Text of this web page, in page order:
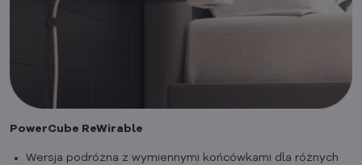
PowerCube ReWirable
Wersja podróżna z wymiennymi końcówkami dla różnych